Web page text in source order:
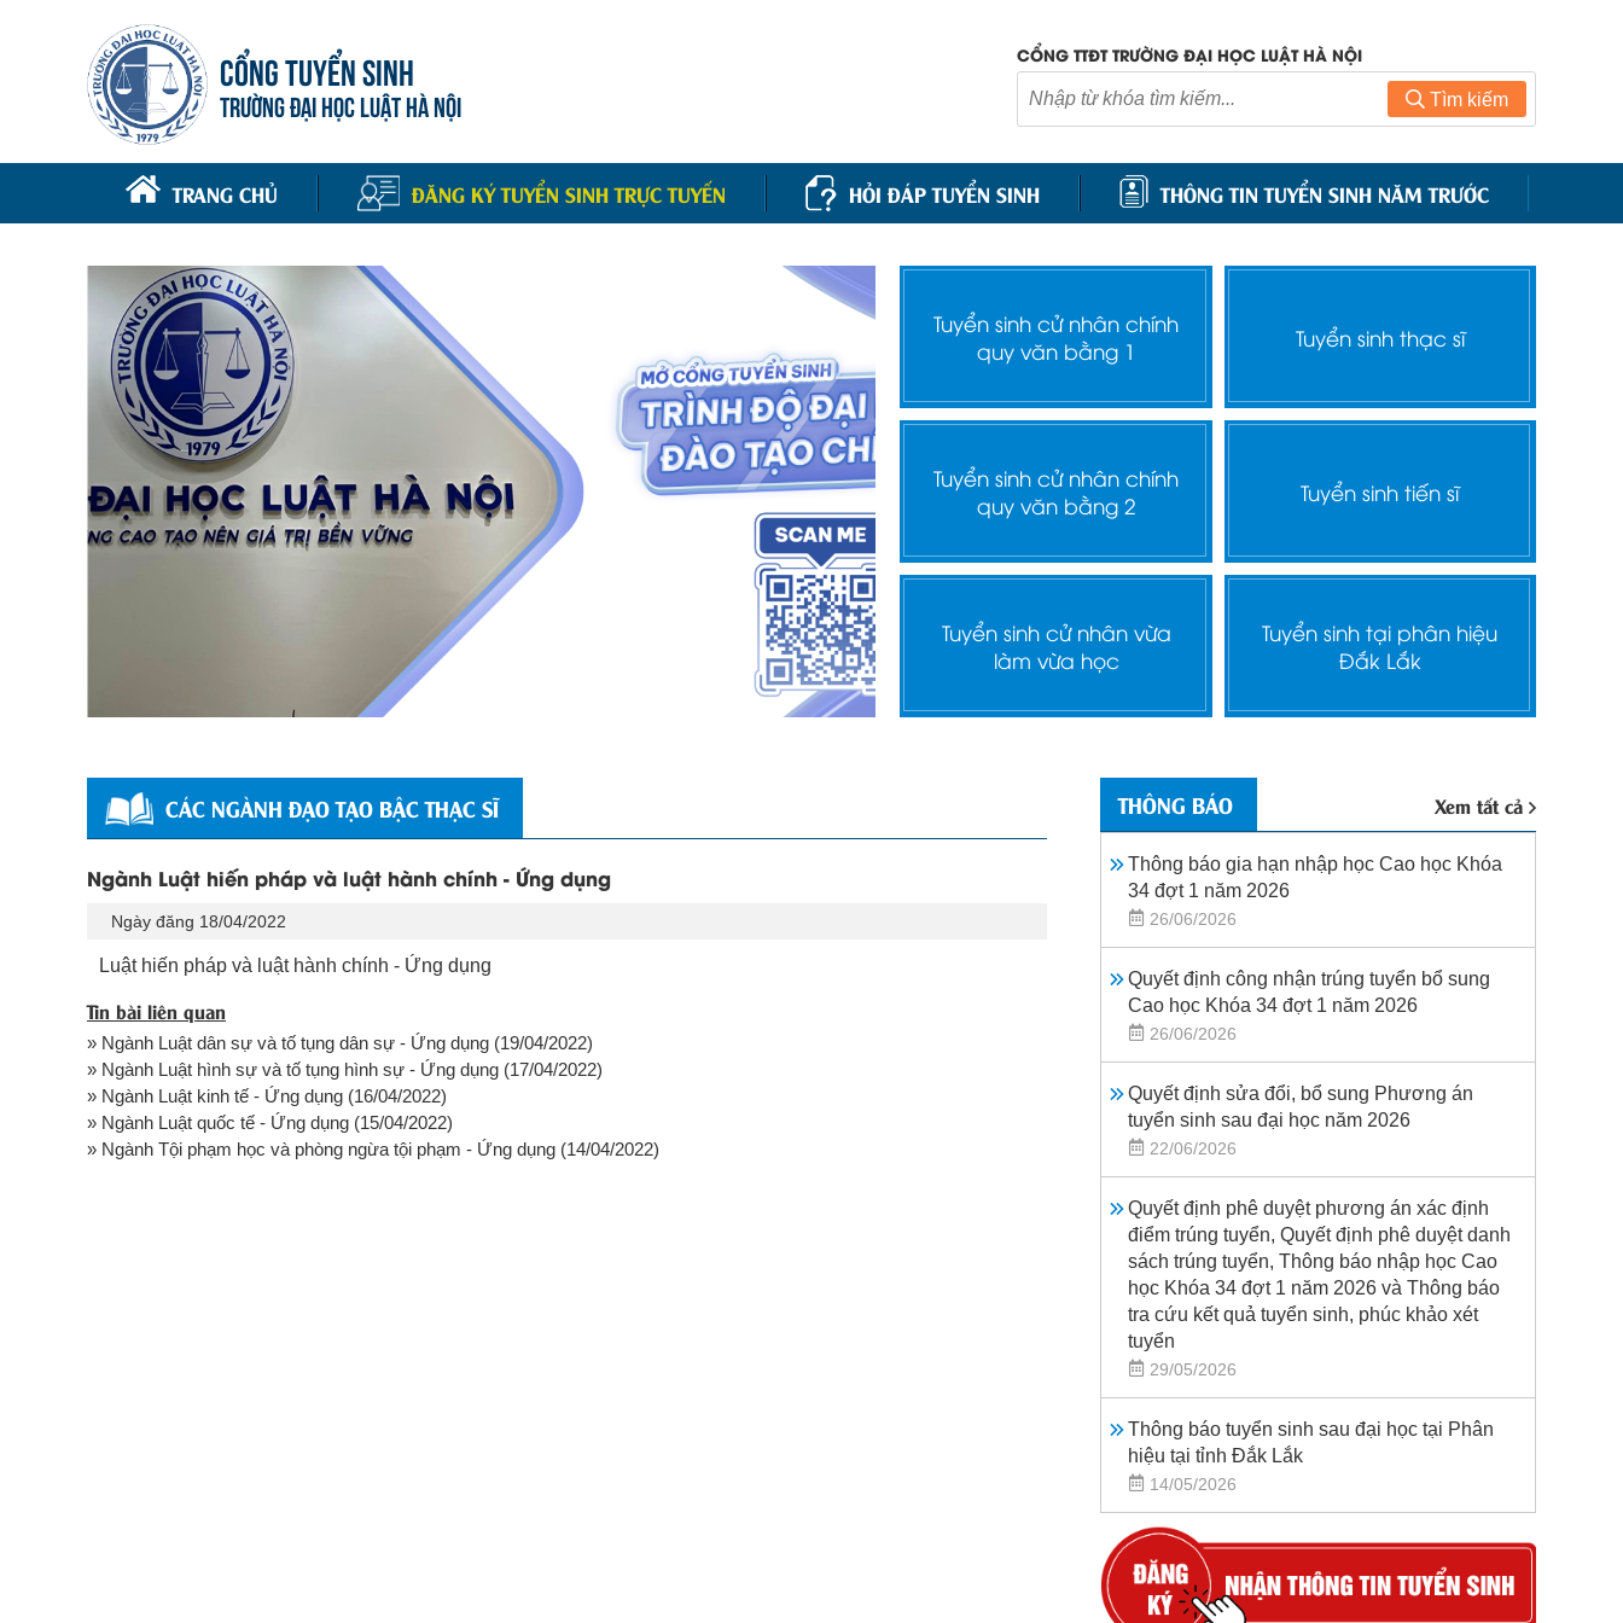
CỔNG TUYỂN SINH
TRƯỜNG ĐẠI HỌC LUẬT HÀ NỘI
CỔNG TTĐT TRƯỜNG ĐẠI HỌC LUẬT HÀ NỘI
Tìm kiếm
TRANG CHỦ ĐĂNG KÝ TUYỂN SINH TRỰC TUYẾN HỎI ĐÁP TUYỂN SINH THÔNG TIN TUYỂN SINH NĂM TRƯỚC
Tuyển sinh cử nhân chính
quy văn bằng 1
Tuyển sinh thạc sĩ
Tuyển sinh cử nhân chính
quy văn bằng 2
Tuyển sinh tiến sĩ
Tuyển sinh cử nhân vừa
làm vừa học
Tuyển sinh tại phân hiệu
Đắk Lắk
CÁC NGÀNH ĐẠO TẠO BẬC THẠC SĨ
Ngành Luật hiến pháp và luật hành chính - Ứng dụng
Ngày đăng 18/04/2022
Luật hiến pháp và luật hành chính - Ứng dụng
Tin bài liên quan
» Ngành Luật dân sự và tố tụng dân sự - Ứng dụng (19/04/2022)
» Ngành Luật hình sự và tố tụng hình sự - Ứng dụng (17/04/2022)
» Ngành Luật kinh tế - Ứng dụng (16/04/2022)
» Ngành Luật quốc tế - Ứng dụng (15/04/2022)
» Ngành Tội phạm học và phòng ngừa tội phạm - Ứng dụng (14/04/2022)
THÔNG BÁO Xem tất cả
Thông báo gia hạn nhập học Cao học Khóa
34 đợt 1 năm 2026
26/06/2026
Quyết định công nhận trúng tuyển bổ sung
Cao học Khóa 34 đợt 1 năm 2026
26/06/2026
Quyết định sửa đổi, bổ sung Phương án
tuyển sinh sau đại học năm 2026
22/06/2026
Quyết định phê duyệt phương án xác định
điểm trúng tuyển, Quyết định phê duyệt danh
sách trúng tuyển, Thông báo nhập học Cao
học Khóa 34 đợt 1 năm 2026 và Thông báo
tra cứu kết quả tuyển sinh, phúc khảo xét
tuyển
29/05/2026
Thông báo tuyển sinh sau đại học tại Phân
hiệu tại tỉnh Đắk Lắk
14/05/2026